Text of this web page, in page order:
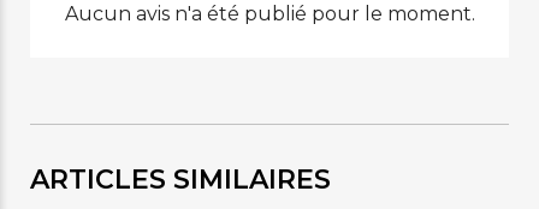
Aucun avis n'a été publié pour le moment.
ARTICLES SIMILAIRES